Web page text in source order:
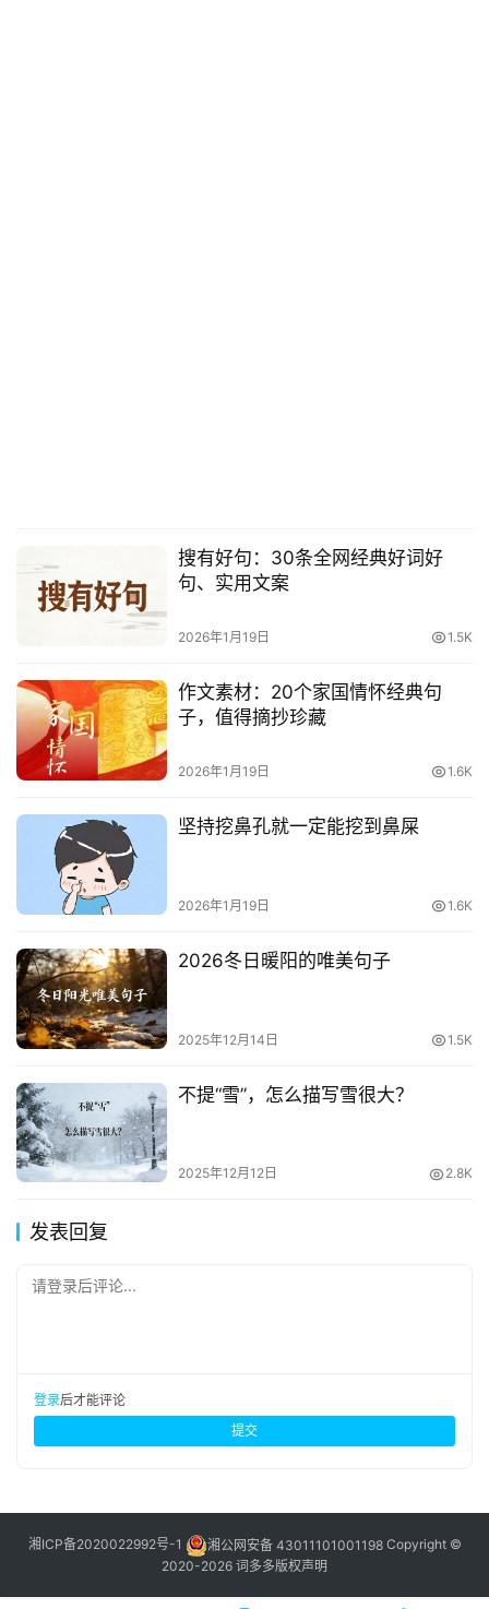
搜有好句：30条全网经典好词好
句、实用文案
2026年1月19日 1.5K
作文素材：20个家国情怀经典句
子，值得摘抄珍藏
2026年1月19日 1.6K
坚持挖鼻孔就一定能挖到鼻屎
2026年1月19日 1.6K
2026冬日暖阳的唯美句子
2025年12月14日 1.5K
不提“雪”，怎么描写雪很大？
2025年12月12日 2.8K
发表回复
请登录后评论...
登录后才能评论
提交
湘ICP备2020022992号-1 湘公网安备 43011101001198Copyright ©
2020-2026 词多多版权声明